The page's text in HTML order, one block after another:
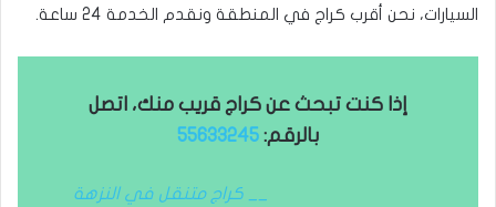
السيارات، نحن أقرب كراج في المنطقة ونقدم الخدمة 24 ساعة.
إذا كنت تبحث عن كراج قريب منك، اتصل
بالرقم: 55633245
__ كراج متنقل في النزهة